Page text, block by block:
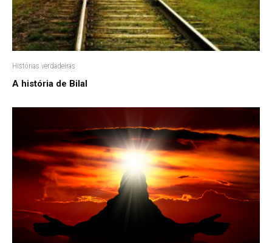
Histórias verdadeiras
A história de Bilal